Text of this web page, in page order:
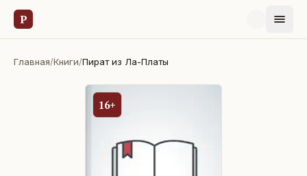
Р
Главная/Книги/Пират из Ла-Платы
16+